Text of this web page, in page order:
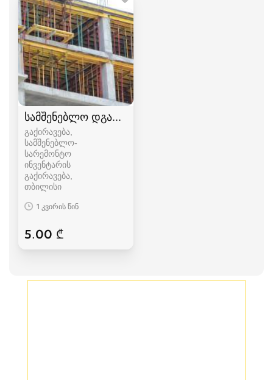
სამშენებლო დგარები აპალოვკა, ყალიბი
გაქირავება,
სამშენებლო-
სარემონტო
ინვენტარის
გაქირავება
თბილისი
1 კვირის წინ
5.00 ₾